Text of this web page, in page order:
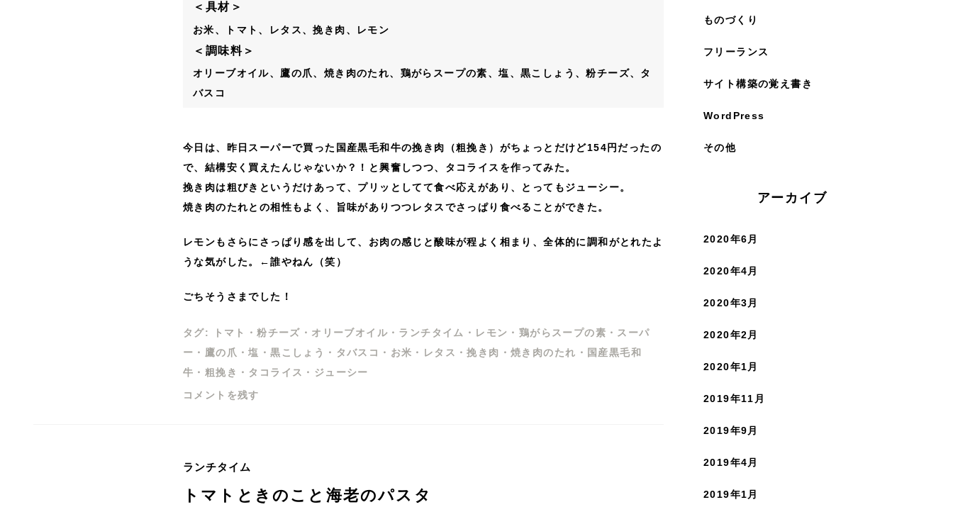
＜具材＞
お米、トマト、レタス、挽き肉、レモン
＜調味料＞
オリーブオイル、鷹の爪、焼き肉のたれ、鶏がらスープの素、塩、黒こしょう、粉チーズ、タ
バスコ
今日は、昨日スーパーで買った国産黒毛和牛の挽き肉（粗挽き）がちょっとだけど154円だったの
で、結構安く買えたんじゃないか？！と興奮しつつ、タコライスを作ってみた。
挽き肉は粗びきというだけあって、プリッとしてて食べ応えがあり、とってもジューシー。
焼き肉のたれとの相性もよく、旨味がありつつレタスでさっぱり食べることができた。
レモンもさらにさっぱり感を出して、お肉の感じと酸味が程よく相まり、全体的に調和がとれたよ
うな気がした。←誰やねん（笑）
ごちそうさまでした！
タグ: トマト ・粉チーズ ・ オリーブオイル ・ ランチタイム ・ レモン ・ 鶏がらスープの素 ・ スーパ
ー ・ 鷹の爪 ・塩 ・黒こしょう ・ タバスコ ・ お米 ・ レタス ・挽き肉 ・焼き肉のたれ ・ 国産黒毛和
牛 ・ 粗挽き ・ タコライス ・ ジューシー
コメントを残す
ランチタイム
トマトときのこと海老のパスタ
ものづくり
フリーランス
サイト構築の覚え書き
WordPress
その他
アーカイブ
2020年6月
2020年4月
2020年3月
2020年2月
2020年1月
2019年11月
2019年9月
2019年4月
2019年1月